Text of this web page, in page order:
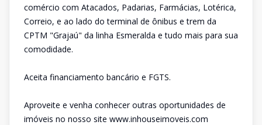
comércio com Atacados, Padarias, Farmácias, Lotérica,
Correio, e ao lado do terminal de ônibus e trem da
CPTM "Grajaú" da linha Esmeralda e tudo mais para sua
comodidade.
Aceita financiamento bancário e FGTS.
Aproveite e venha conhecer outras oportunidades de
imóveis no nosso site www.inhouseimoveis.com